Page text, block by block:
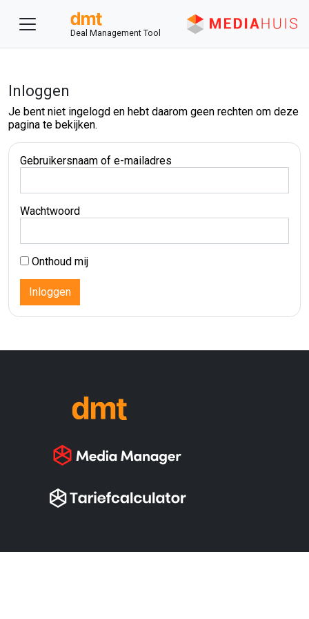
Deal Management Tool
Inloggen
Je bent niet ingelogd en hebt daarom geen rechten om deze
pagina te bekijken.
Gebruikersnaam of e-mailadres
Wachtwoord
Onthoud mij